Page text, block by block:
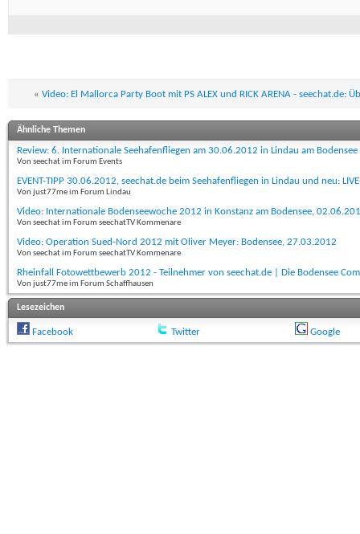
« Video: El Mallorca Party Boot mit PS ALEX und RICK ARENA - seechat.de:
Ähnliche Themen
Review: 6. Internationale Seehafenfliegen am 30.06.2012 in Lindau am Bodensee
Von seechat im Forum Events
EVENT-TIPP 30.06.2012, seechat.de beim Seehafenfliegen in Lindau und neu:
Von just77me im Forum Lindau
Video: Internationale Bodenseewoche 2012 in Konstanz am Bodensee,
Von seechat im Forum seechatTV Kommenare
Video: Operation Sued-Nord 2012 mit Oliver Meyer: Bodensee, 27.03.2012
Von seechat im Forum seechatTV Kommenare
Rheinfall Fotowettbewerb 2012 - Teilnehmer von seechat.de | Die Bodensee
Von just77me im Forum Schaffhausen
Lesezeichen
Facebook Twitter Google